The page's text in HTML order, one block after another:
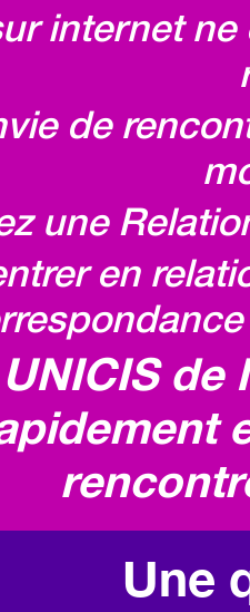
internet
de
une
en
Une